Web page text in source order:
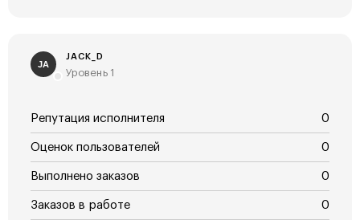
JA
JACK_D
Уровень 1
Репутация исполнителя 0
Оценок пользователей 0
Выполнено заказов 0
Заказов в работе 0